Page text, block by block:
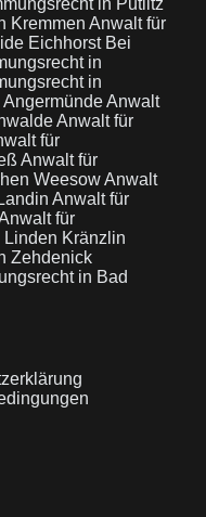
in Putlitz
Kremmen Anwalt für
Eichhorst Bei
in
in
Anwalt
Anwalt für
für
Anwalt für
WeesowAnwalt
Anwalt für
für
Kränzlin
Zehdenick
in Bad